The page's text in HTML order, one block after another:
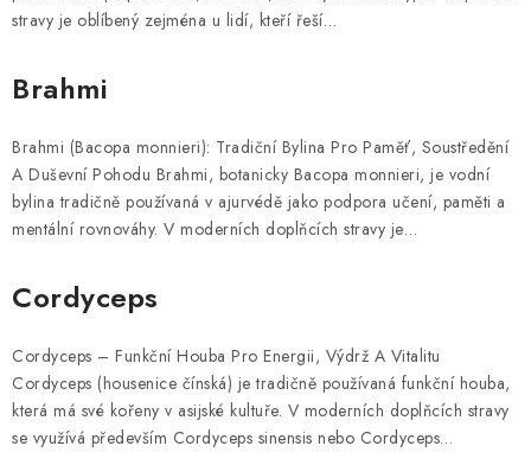
stravy je oblíbený zejména u lidí, kteří řeší…
Brahmi
Brahmi (Bacopa monnieri): Tradiční Bylina Pro Paměť, Soustředění
A Duševní Pohodu Brahmi, botanicky Bacopa monnieri, je vodní
bylina tradičně používaná v ajurvédě jako podpora učení, paměti a
mentální rovnováhy. V moderních doplňcích stravy je…
Cordyceps
Cordyceps – Funkční Houba Pro Energii, Výdrž A Vitalitu
Cordyceps (housenice čínská) je tradičně používaná funkční houba,
která má své kořeny v asijské kultuře. V moderních doplňcích stravy
se využívá především Cordyceps sinensis nebo Cordyceps…